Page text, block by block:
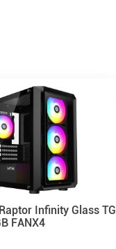
Infinity Glass TG
FANX4